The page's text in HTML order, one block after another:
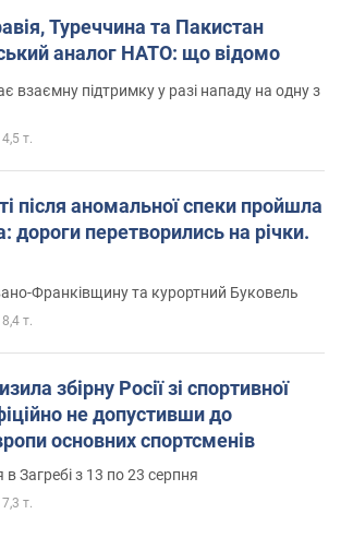
Туреччина та Пакистан
аналог НАТО: що відомо
взаємну підтримку у разі нападу на одну з
4,5 т.
після аномальної спеки пройшла
дороги перетворились на річки.
Франківщину та курортний Буковель
8,4 т.
збірну Росії зі спортивної
не допустивши до
основних спортсменів
в Загребі з 13 по 23 серпня
7,3 т.